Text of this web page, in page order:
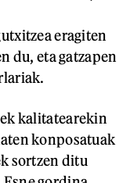
eragiten
du, eta gatzapen
kalitatearekin
konposatuak
sortzen ditu